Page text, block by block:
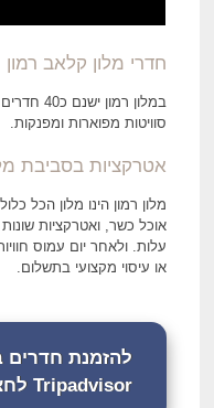
חדרי מלון קלאב רמון
במלון
סוויטות מפוארות ומפנקות.
אטרקציות בסביבת
מלון רמון הינו מלון הכל
אוכל כשר, ואטרקציות שונות
עלות. ולאחר יום עמוס
או עיסוי מקצועי בתשלום.
להזמנת חדרים
Tripadvisor לחצו כאן